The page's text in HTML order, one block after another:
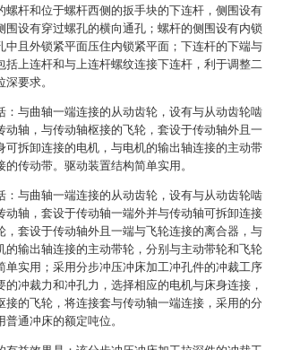
螺杆和位于螺杆西侧的扳手块的下连杆，侧围设有
围设有穿过螺孔的横向通孔；螺杆的侧围设有内锁
中且外锁紧平面压住内锁紧平面；下连杆的下端与
括上连杆和与上连杆螺纹连接下连杆，利于调整二
要求。
：与曲轴一端连接的从动齿轮，设有与从动齿轮啮
动轴，与传动轴枢接的飞轮，套设于传动轴外且一
可拆卸连接的电机，与电机的输出轴连接的主动带
传动带。驱动装置结构简单实用。
：与曲轴一端连接的从动齿轮，设有与从动齿轮啮
动轴，套设于传动轴一端外并与传动轴可拆卸连接
，套设于传动轴外且一端与飞轮连接的离合器，与
的输出轴连接的主动带轮，分别与主动带轮和飞轮
单实用；采用分步冲压冲床加工冲孔件的冲裁工序
冲裁力和冲孔力，选择相应的电机与床身连接，
接的飞轮，将连接套与传动轴一端连接，采用的分
通冲床的额定吨位。